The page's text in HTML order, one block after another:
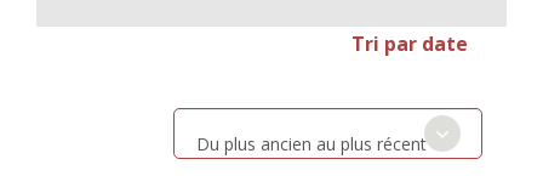
Tri par date
Du plus ancien au plus récent